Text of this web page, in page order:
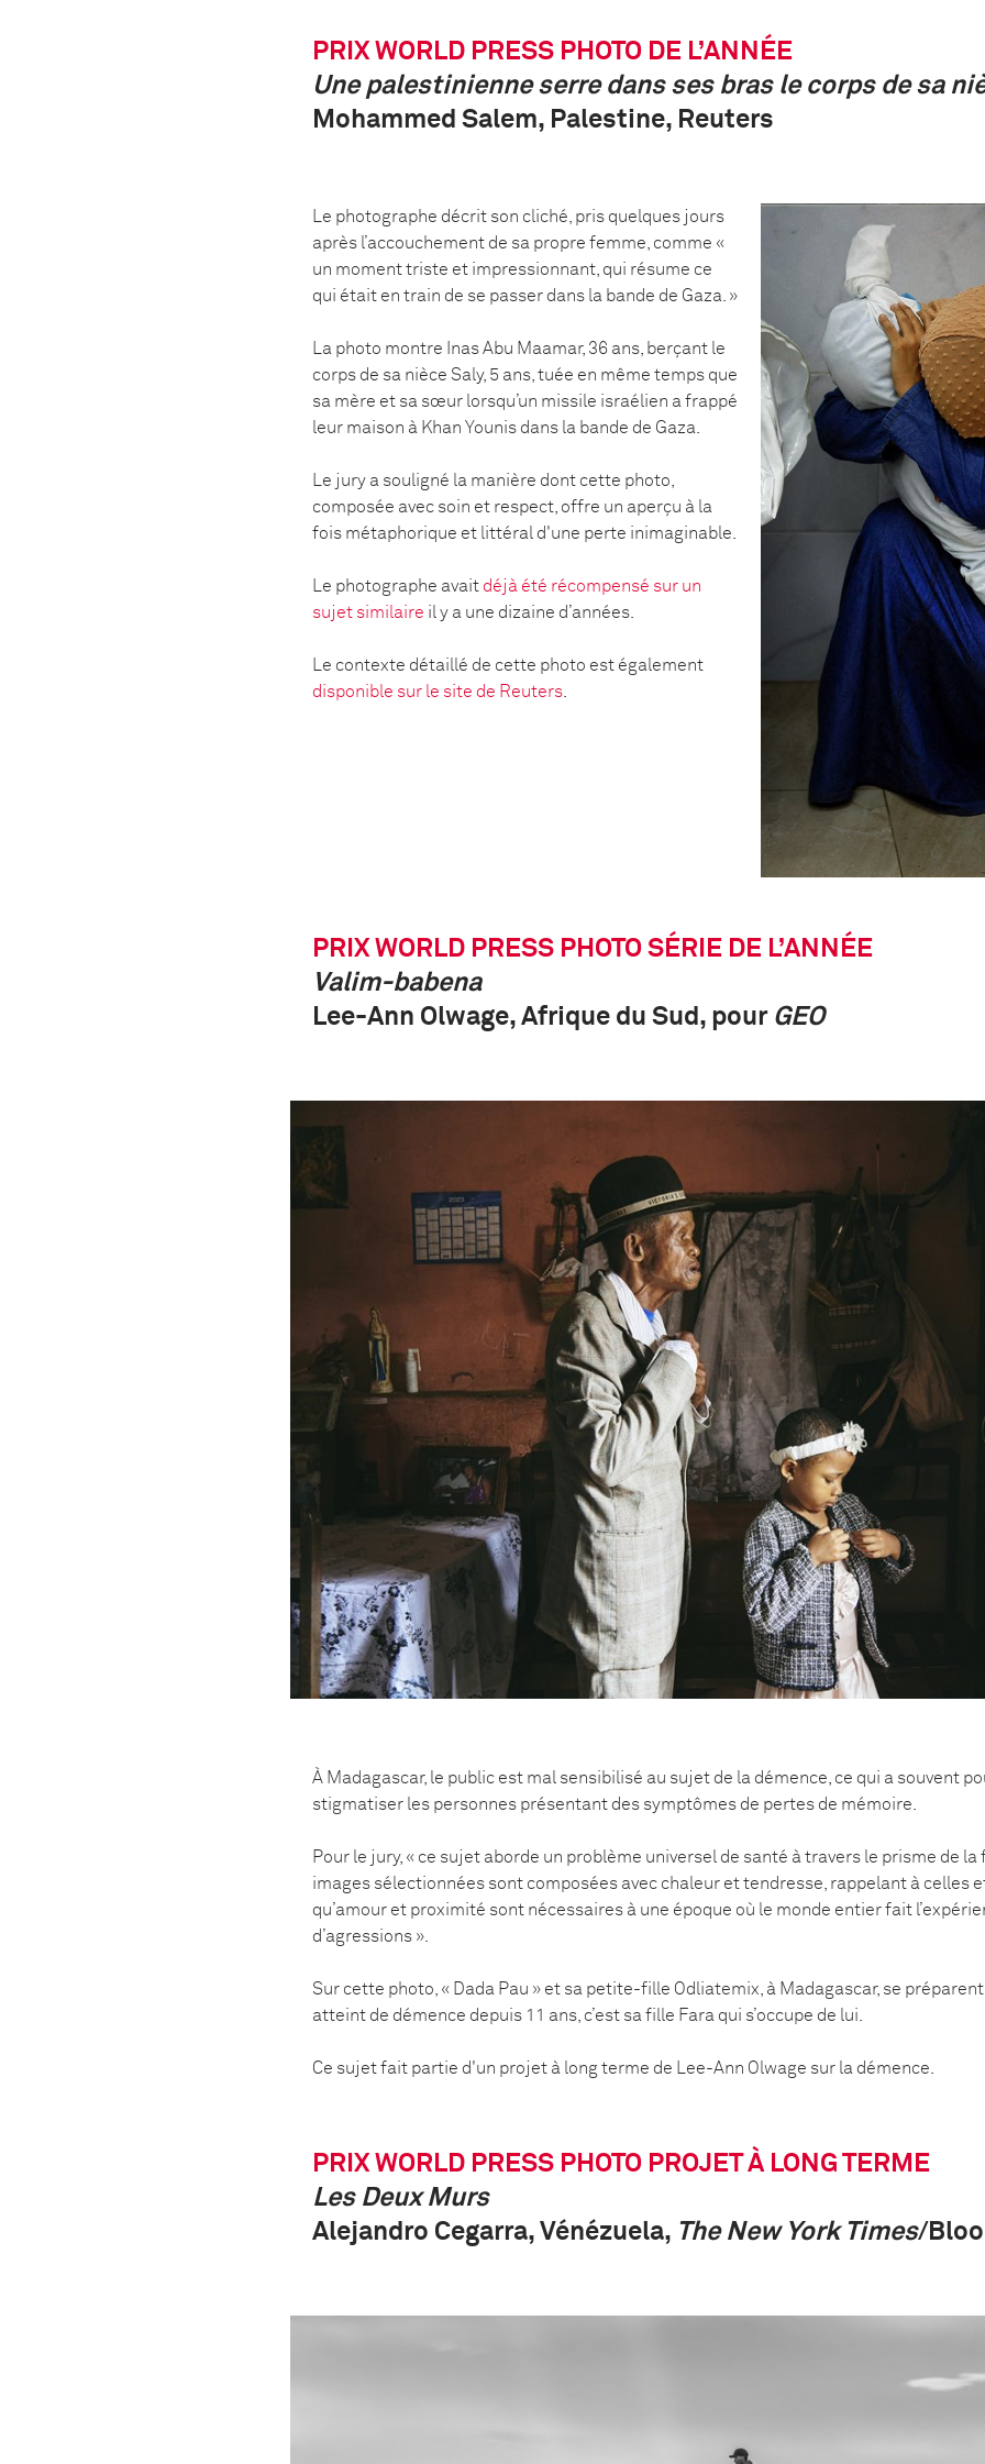
PRIX WORLD PRESS PHOTO DE L’ANNÉE
Une palestinienne serre dans ses bras le corps de sa
Mohammed Salem, Palestine, Reuters
Le photographe décrit son cliché, pris quelques jours
après l’accouchement de sa propre femme, comme «
un moment triste et impressionnant, qui résume ce
qui était en train de se passer dans la bande de Gaza. »
La photo montre Inas Abu Maamar, 36 ans, berçant le
corps de sa nièce Saly, 5 ans, tuée en même temps que
sa mère et sa sœur lorsqu’un missile israélien a frappé
leur maison à Khan Younis dans la bande de Gaza.
Le jury a souligné la manière dont cette photo,
composée avec soin et respect, offre un aperçu à la
fois métaphorique et littéral d'une perte inimaginable.
Le photographe avait déjà été récompensé sur un
sujet similaire il y a une dizaine d’années.
Le contexte détaillé de cette photo est également
disponible sur le site de Reuters.
PRIX WORLD PRESS PHOTO SÉRIE DE L’ANNÉE
Valim-babena
Lee-Ann Olwage, Afrique du Sud, pour GEO
À Madagascar, le public est mal sensibilisé au sujet de la démence, ce qui a souvent
stigmatiser les personnes présentant des symptômes de pertes de mémoire.
Pour le jury, « ce sujet aborde un problème universel de santé à travers le prisme de la
images sélectionnées sont composées avec chaleur et tendresse, rappelant à celles
qu’amour et proximité sont nécessaires à une époque où le monde entier fait
d’agressions ».
Sur cette photo, « Dada Pau » et sa petite-fille Odliatemix, à Madagascar, se préparent
atteint de démence depuis 11 ans, c’est sa fille Fara qui s’occupe de lui.
Ce sujet fait partie d'un projet à long terme de Lee-Ann Olwage sur la démence.
PRIX WORLD PRESS PHOTO PROJET À LONG TERME
Les Deux Murs
Alejandro Cegarra, Vénézuela, The New York Times/